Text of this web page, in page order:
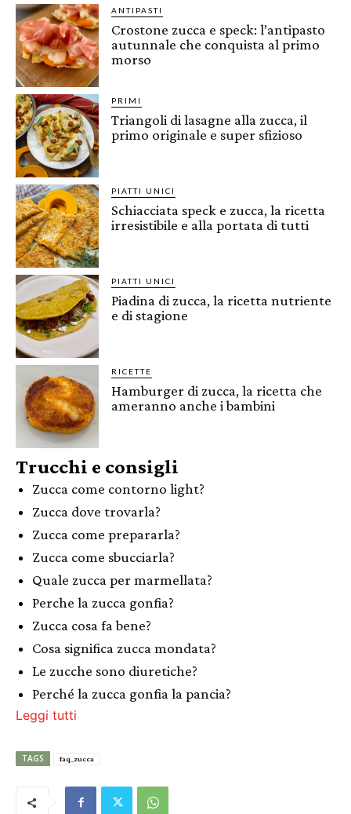
ANTIPASTI
Crostone zucca e speck: l’antipasto
autunnale che conquista al primo
morso
PRIMI
Triangoli di lasagne alla zucca, il
primo originale e super sfizioso
PIATTI UNICI
Schiacciata speck e zucca, la ricetta
irresistibile e alla portata di tutti
PIATTI UNICI
Piadina di zucca, la ricetta nutriente
e di stagione
RICETTE
Hamburger di zucca, la ricetta che
ameranno anche i bambini
Trucchi e consigli
Zucca come contorno light?
Zucca dove trovarla?
Zucca come prepararla?
Zucca come sbucciarla?
Quale zucca per marmellata?
Perche la zucca gonfia?
Zucca cosa fa bene?
Cosa significa zucca mondata?
Le zucche sono diuretiche?
Perché la zucca gonfia la pancia?
Leggi tutti
TAGS faq_zucca